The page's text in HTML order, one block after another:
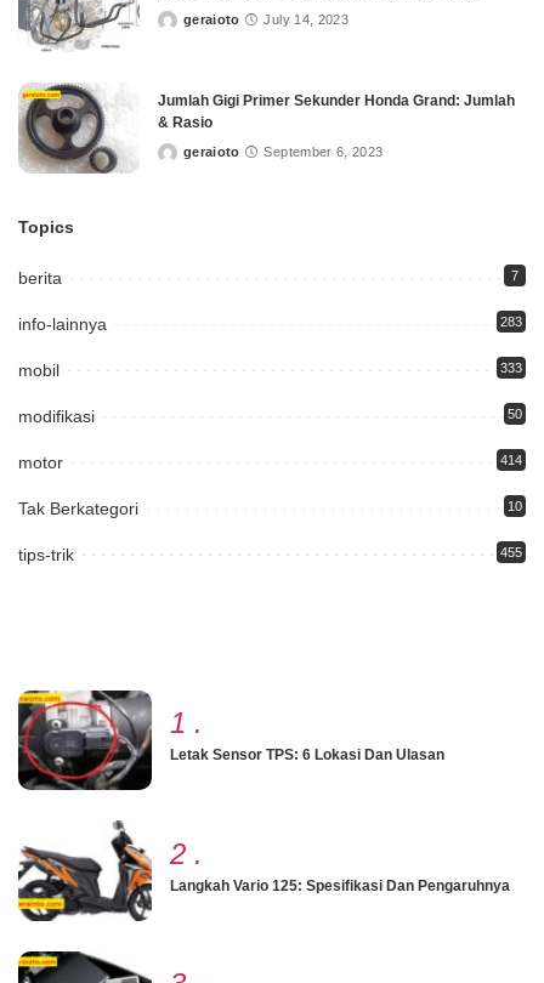
Postedgeraioto July 14, 2023
Jumlah Gigi Primer Sekunder Honda Grand: Jumlah
& Rasio
Postedgeraioto September 6, 2023
Topics
berita 7
info-lainnya 283
mobil 333
modifikasi 50
motor 414
Tak Berkategori 10
tips-trik 455
1 .
Letak Sensor TPS: 6 Lokasi Dan Ulasan
2 .
Langkah Vario 125: Spesifikasi Dan Pengaruhnya